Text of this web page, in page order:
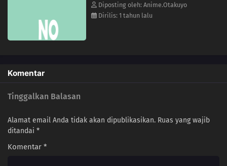
Diposting oleh: Anime.Otakuyo
Dirilis: 1 tahun lalu
Komentar
Tinggalkan Balasan
Alamat email Anda tidak akan dipublikasikan. Ruas yang wajib
ditandai *
Komentar *